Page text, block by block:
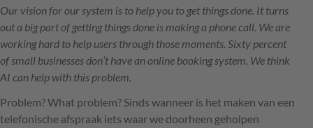
Our vision for our system is to help you to get things done. It turns
out a big part of getting things done is making a phone call. We are
working hard to help users through those moments. Sixty percent
of small businesses don’t have an online booking system. We think
AI can help with this problem.
Problem? What problem? Sinds wanneer is het maken van een
telefonische afspraak iets waar we doorheen geholpen